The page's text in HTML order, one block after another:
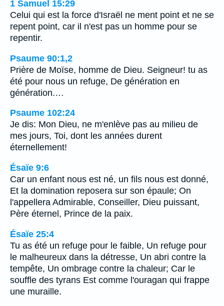
1 Samuel 15:29
Celui qui est la force d'Israël ne ment point et ne se
repent point, car il n'est pas un homme pour se
repentir.
Psaume 90:1,2
Prière de Moïse, homme de Dieu. Seigneur! tu as
été pour nous un refuge, De génération en
génération.…
Psaume 102:24
Je dis: Mon Dieu, ne m'enlève pas au milieu de
mes jours, Toi, dont les années durent
éternellement!
Ésaïe 9:6
Car un enfant nous est né, un fils nous est donné,
Et la domination reposera sur son épaule; On
l'appellera Admirable, Conseiller, Dieu puissant,
Père éternel, Prince de la paix.
Ésaïe 25:4
Tu as été un refuge pour le faible, Un refuge pour
le malheureux dans la détresse, Un abri contre la
tempête, Un ombrage contre la chaleur; Car le
souffle des tyrans Est comme l'ouragan qui frappe
une muraille.